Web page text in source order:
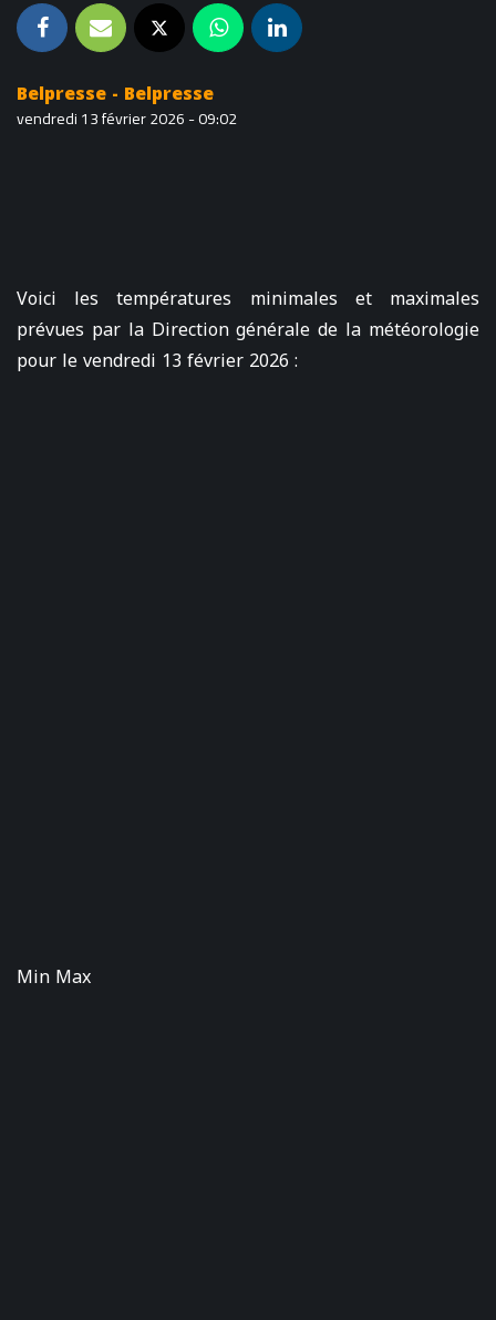
Belpresse - Belpresse
vendredi 13 février 2026 - 09:02
Voici les températures minimales et maximales
prévues par la Direction générale de la météorologie
pour le vendredi 13 février 2026 :
Min Max